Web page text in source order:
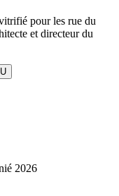
pour les rue du
et directeur du
2026